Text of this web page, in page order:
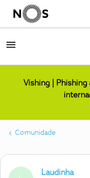
Vishing | Phishing
Comunidade
Laudinha